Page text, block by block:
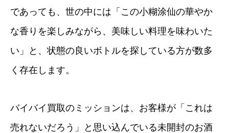
であっても、世の中には「この小糊涂仙の華やか
な香りを楽しみながら、美味しい料理を味わいた
い」と、状態の良いボトルを探している方が数多
く存在します。
バイバイ買取のミッションは、お客様が「これは
売れないだろう」と思い込んでいる未開封のお酒